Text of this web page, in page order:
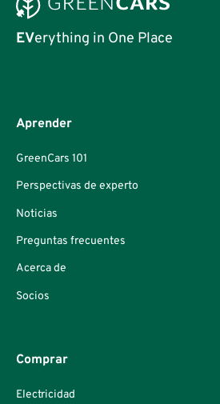
EVerything in One Place
Aprender
GreenCars 101
Perspectivas de experto
Noticias
Preguntas frecuentes
Acerca de
Socios
Comprar
Electricidad